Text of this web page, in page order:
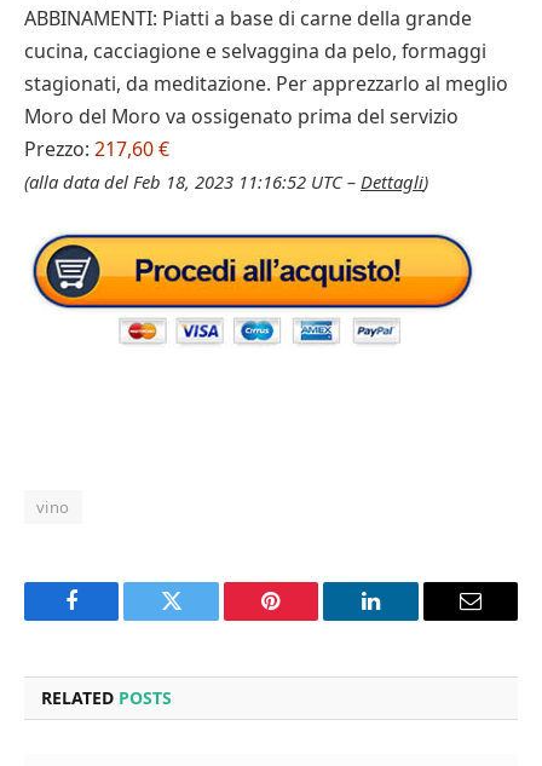
ABBINAMENTI: Piatti a base di carne della grande
cucina, cacciagione e selvaggina da pelo, formaggi
stagionati, da meditazione. Per apprezzarlo al meglio
Moro del Moro va ossigenato prima del servizio
Prezzo: 217,60 €
(alla data del Feb 18, 2023 11:16:52 UTC – Dettagli)
vino
Facebook Twitter Pinterest LinkedIn Email
RELATED POSTS